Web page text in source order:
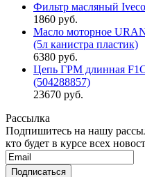
Фильтр масляный
1860 руб.
Масло моторное
(5л канистра пластик)
6380 руб.
Цепь ГРМ длинная
(504288857)
23670 руб.
Рассылка
Подпишитесь на нашу
кто будет в курсе всех